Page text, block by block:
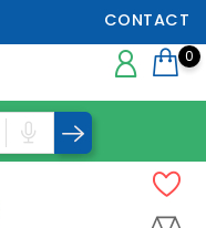
CONTACT
0